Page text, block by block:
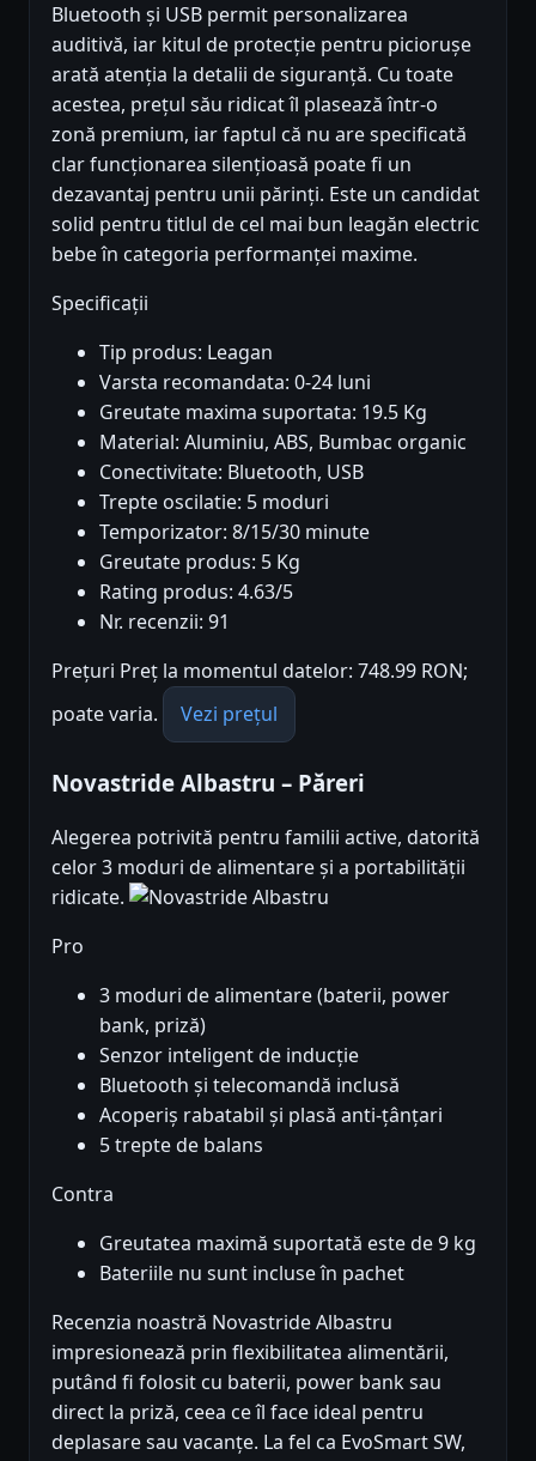
Bluetooth și USB permit personalizarea
auditivă, iar kitul de protecție pentru piciorușe
arată atenția la detalii de siguranță. Cu toate
acestea, prețul său ridicat îl plasează într-o
zonă premium, iar faptul că nu are specificată
clar funcționarea silențioasă poate fi un
dezavantaj pentru unii părinți. Este un candidat
solid pentru titlul de cel mai bun leagăn electric
bebe în categoria performanței maxime.
Specificații
Tip produs: Leagan
Varsta recomandata: 0-24 luni
Greutate maxima suportata: 19.5 Kg
Material: Aluminiu, ABS, Bumbac organic
Conectivitate: Bluetooth, USB
Trepte oscilatie: 5 moduri
Temporizator: 8/15/30 minute
Greutate produs: 5 Kg
Rating produs: 4.63/5
Nr. recenzii: 91
Prețuri Preț la momentul datelor: 748.99 RON;
poate varia.
Vezi prețul
Novastride Albastru – Păreri
Alegerea potrivită pentru familii active, datorită
celor 3 moduri de alimentare și a portabilității
ridicate.
Pro
3 moduri de alimentare (baterii, power
bank, priză)
Senzor inteligent de inducție
Bluetooth și telecomandă inclusă
Acoperiș rabatabil și plasă anti-țânțari
5 trepte de balans
Contra
Greutatea maximă suportată este de 9 kg
Bateriile nu sunt incluse în pachet
Recenzia noastră Novastride Albastru
impresionează prin flexibilitatea alimentării,
putând fi folosit cu baterii, power bank sau
direct la priză, ceea ce îl face ideal pentru
deplasare sau vacanțe. La fel ca EvoSmart SW,